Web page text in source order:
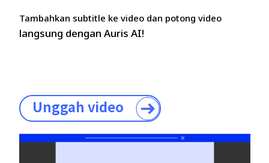
Tambahkan subtitle ke video dan potong video
langsung dengan Auris AI!
Unggah video